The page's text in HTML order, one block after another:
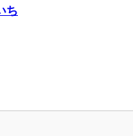
ち